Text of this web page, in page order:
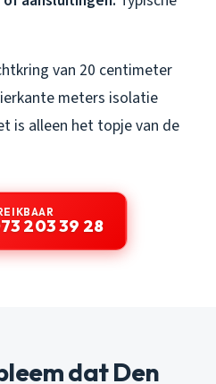
van 20 centimeter
meters isolatie
is alleen het topje van de
203 39 28
dat Den